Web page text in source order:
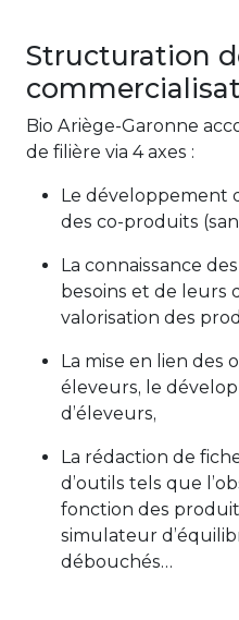
Structuration
Bio Ariège-Garonne
de filière via 4 axes :
Le développement
des co-produits
La connaissance
besoins et de leurs
valorisation des
La mise en lien des
éleveurs, le
d’éleveurs,
La rédaction de
d’outils tels que
fonction des
simulateur
débouchés…